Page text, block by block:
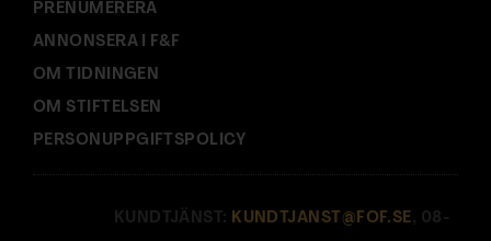
PRENUMERERA
ANNONSERA I F&F
OM TIDNINGEN
OM STIFTELSEN
PERSONUPPGIFTSPOLICY
KUNDTJÄNST: KUNDTJANST@FOF.SE , 08-